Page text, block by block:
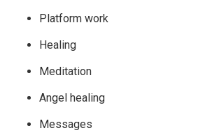
Platform work
Healing
Meditation
Angel healing
Messages